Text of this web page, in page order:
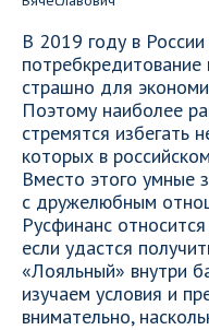
В 2019 году в
потребкредитование
страшно для
Поэтому наиболее
стремятся избегать
которых в
Вместо этого умные
с дружелюбным
Русфинанс
если удастся
«Лояльный» внутри
изучаем условия и
внимательно,